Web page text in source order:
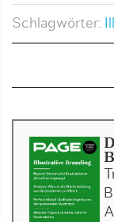
Schlagwörter: